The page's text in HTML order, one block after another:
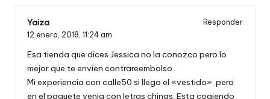
Yaiza
Responder
12 enero, 2018, 11:24 am
Esa tienda que dices Jessica no la conozco pero lo
mejor que te envíen contrareembolso .
Mi experiencia con calle50 si llego el «vestido» .pero
en el paquete venia con letras chinas. Esta cogiendo